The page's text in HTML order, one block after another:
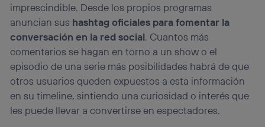
imprescindible. Desde los propios programas
anuncian sus hashtag oficiales para fomentar la
conversación en la red social. Cuantos más
comentarios se hagan en torno a un show o el
episodio de una serie más posibilidades habrá de que
otros usuarios queden expuestos a esta información
en su timeline, sintiendo una curiosidad o interés que
les puede llevar a convertirse en espectadores.